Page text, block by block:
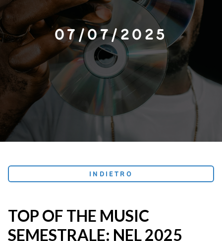
07/07/2025
INDIETRO
TOP OF THE MUSIC
SEMESTRALE: NEL 2025